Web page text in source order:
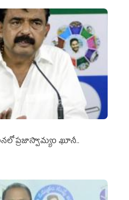
ప్రజాస్వామ్యం ఖూనీ..